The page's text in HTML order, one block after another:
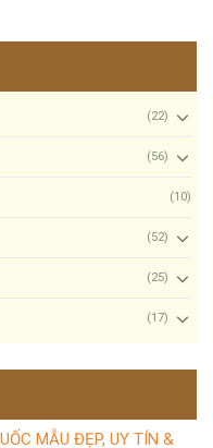
(22)
(56)
(10)
(52)
(25)
(17)
MẪU ĐẸP, UY TÍN &